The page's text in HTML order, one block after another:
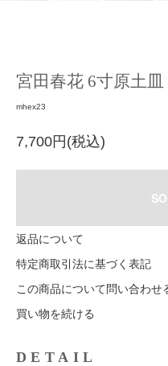
宮田春花 6寸原土
mhex23
7,700円(税込)
返品について
特定商取引法に基づく表記
この商品について問い合わせ
買い物を続ける
DETAIL